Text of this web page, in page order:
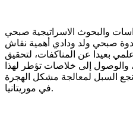
والبحوث الاسراتيجية صبحي
صبحي ولد ودادي أهمية نقاش
بعيدا عن المناكفات، لتحقيق
إلى خلاصات تؤطر لهذا
السبل لمعالجة مشكل الهجرة
في موريتانيا.